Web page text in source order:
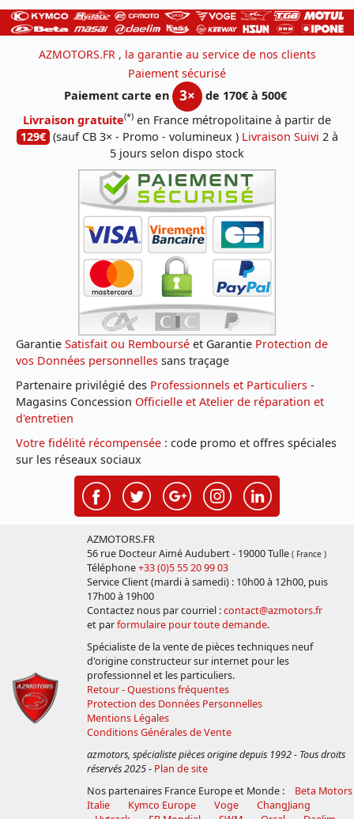
AZMOTORS.FR , la garantie au service de nos clients
Paiement sécurisé
Paiement carte en
3×
de 170€ à 500€
Livraison gratuite(*) en France métropolitaine à partir de
129€ (sauf CB 3× - Promo - volumineux ) Livraison Suivi 2 à
5 jours selon dispo stock
Garantie Satisfait ou Remboursé et Garantie Protection de
vos Données personnelles sans traçage
Partenaire privilégié des Professionnels et Particuliers -
Magasins Concession Officielle et Atelier de réparation et
d'entretien
Votre fidélité récompensée : code promo et offres spéciales
sur les réseaux sociaux
AZMOTORS.FR
56 rue Docteur Aimé Audubert - 19000 Tulle ( France )
Téléphone+33 (0)5 55 20 99 03
Service Client (mardi à samedi) : 10h00 à 12h00, puis
17h00 à 19h00
Contactez nous par courriel :contact@azmotors.fr
et parformulaire pour toute demande.
Spécialiste de la vente de pièces techniques neuf
d'origine constructeur sur internet pour les
professionnel et les particuliers.
Retour - Questions fréquentes
Protection des Données Personnelles
Mentions Légales
Conditions Générales de Vente
azmotors, spécialiste pièces origine depuis 1992 - Tous droits
réservés 2025- Plan de site
Nos partenaires France Europe et Monde :
Beta Motors
Italie
Kymco Europe Voge
ChangJiang